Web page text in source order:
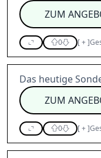
ZUM
0 [+]
Das heutige
ZUM
0 [+]